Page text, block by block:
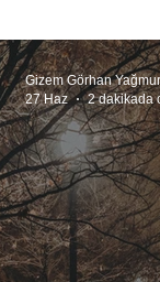
EKO STİL/MODA/
EKO SÖYLEŞİ
Gizem Görhan Yağmur
27 Haz
2 dakikada